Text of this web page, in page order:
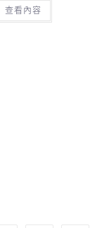
查看內容